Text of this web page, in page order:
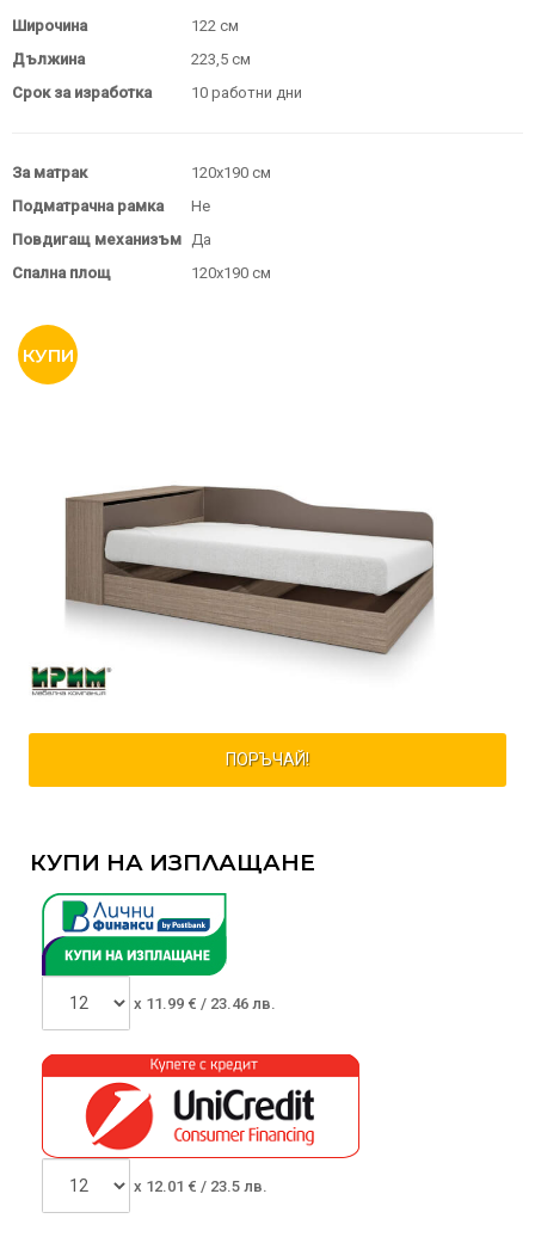
Широчина
122 см
Дължина
223,5 см
Срок за изработка
10 работни дни
За матрак
120х190 см
Подматрачна рамка
Не
Повдигащ механизъм Да
Спална площ
120х190 см
ПОРЪЧАЙ!
КУПИ НА ИЗПЛАЩАНЕ
x 11.99 € / 23.46 лв.
x 12.01 € / 23.5 лв.